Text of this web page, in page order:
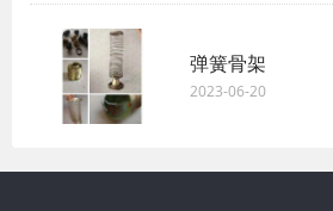
弹簧骨架
2023-06-20